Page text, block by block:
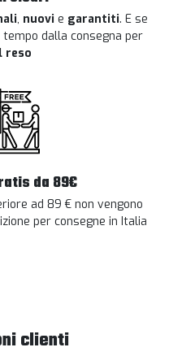
, nuovi e garantiti. E se
tempo dalla consegna per
reso
da 89€
ad 89 € non vengono
per consegne in Italia
clienti